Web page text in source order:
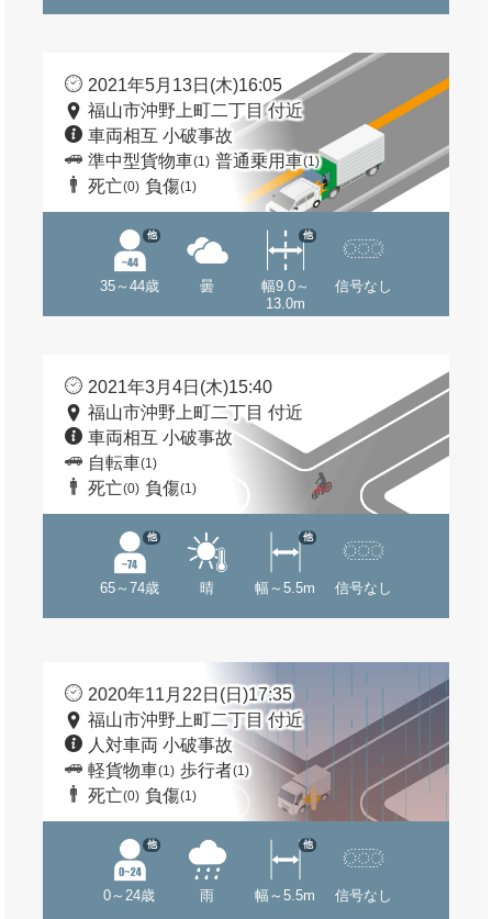
2021年5月13日(木)16:05
福山市沖野上町二丁目 付近
車両相互 小破事故
準中型貨物車(1) 普通乗用車(1)
死亡(0) 負傷(1)
35～44歳
他
曇
幅9.0～
13.0m
他
信号なし
2021年3月4日(木)15:40
福山市沖野上町二丁目 付近
車両相互 小破事故
自転車(1)
死亡(0) 負傷(1)
65～74歳
他
晴 幅～5.5m
他
信号なし
2020年11月22日(日)17:35
福山市沖野上町二丁目 付近
人対車両 小破事故
軽貨物車(1) 歩行者(1)
死亡(0) 負傷(1)
0～24歳
他
雨 幅～5.5m
他
信号なし